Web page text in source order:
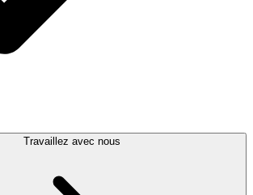
Travaillez avec nous